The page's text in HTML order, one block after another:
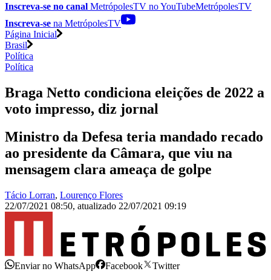
Inscreva-se no canal MetrópolesTV noYouTubeMetrópolesTV
Inscreva-se na MetrópolesTV
Página Inicial
Brasil
Política
Política
Braga Netto condiciona eleições de 2022 a
voto impresso, diz jornal
Ministro da Defesa teria mandado recado
ao presidente da Câmara, que viu na
mensagem clara ameaça de golpe
Tácio Lorran, Lourenço Flores
22/07/2021 08:50, atualizado 22/07/2021 09:19
Enviar no WhatsApp Facebook
Twitter